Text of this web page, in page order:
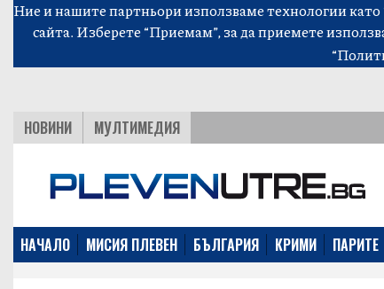
Ние и нашите партньори използваме технологии
сайта. Изберете “Приемам”, за да приемете
НОВИНИ МУЛТИМЕДИЯ
НАЧАЛО МИСИЯ ПЛЕВЕН БЪЛГАРИЯ КРИМИ ПАРИТЕ